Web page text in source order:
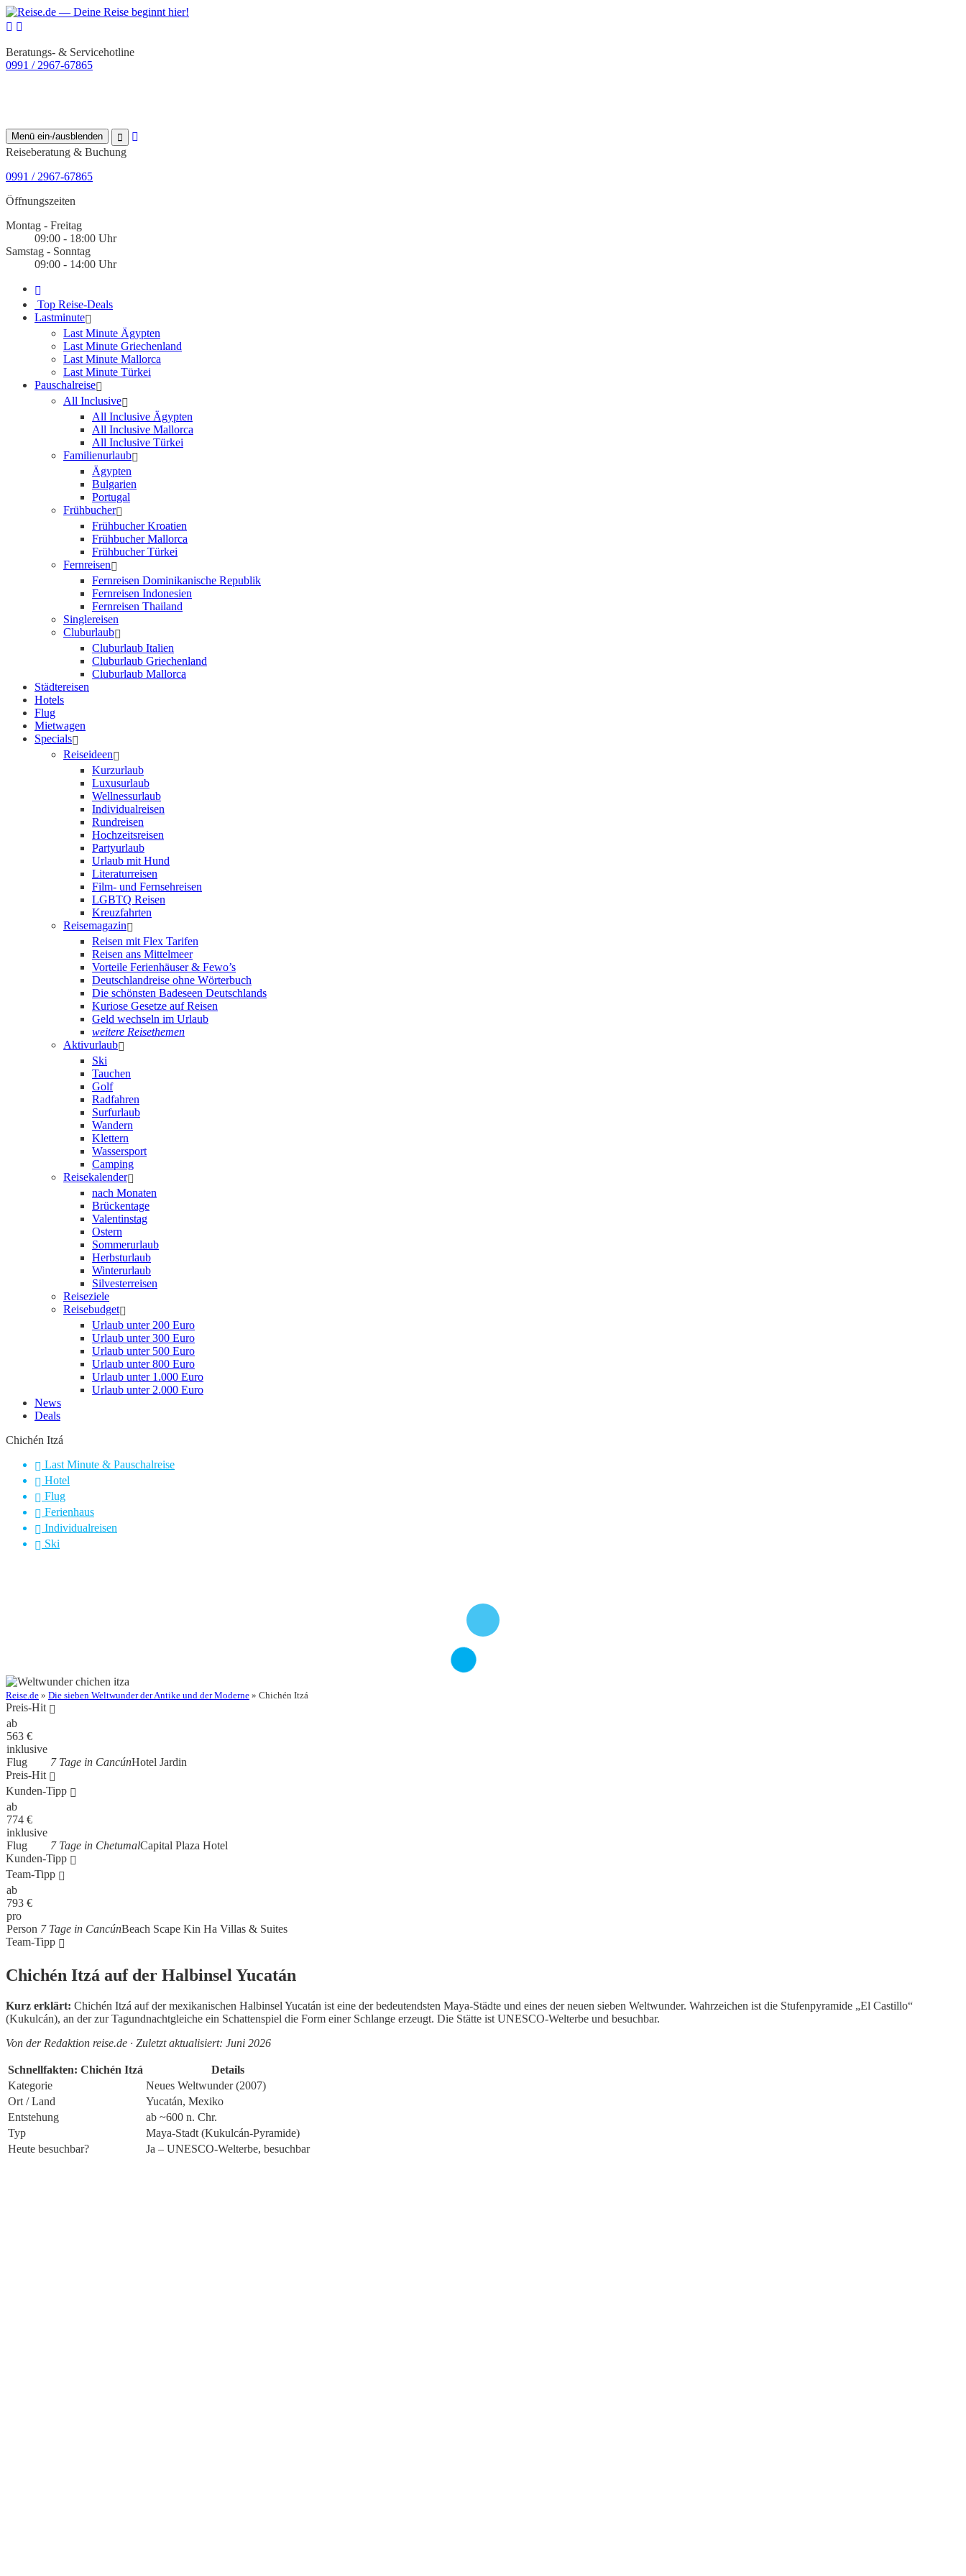
Beratungs- & Servicehotline
0991 / 2967-67865
Menü ein-/ausblenden
Reiseberatung & Buchung
0991 / 2967-67865
Öffnungszeiten
Montag - Freitag
09:00 - 18:00 Uhr
Samstag - Sonntag
09:00 - 14:00 Uhr
Top Reise-Deals
Lastminute
Last Minute Ägypten
Last Minute Griechenland
Last Minute Mallorca
Last Minute Türkei
Pauschalreise
All Inclusive
All Inclusive Ägypten
All Inclusive Mallorca
All Inclusive Türkei
Familienurlaub
Ägypten
Bulgarien
Portugal
Frühbucher
Frühbucher Kroatien
Frühbucher Mallorca
Frühbucher Türkei
Fernreisen
Fernreisen Dominikanische Republik
Fernreisen Indonesien
Fernreisen Thailand
Singlereisen
Cluburlaub
Cluburlaub Italien
Cluburlaub Griechenland
Cluburlaub Mallorca
Städtereisen
Hotels
Flug
Mietwagen
Specials
Reiseideen
Kurzurlaub
Luxusurlaub
Wellnessurlaub
Individualreisen
Rundreisen
Hochzeitsreisen
Partyurlaub
Urlaub mit Hund
Literaturreisen
Film- und Fernsehreisen
LGBTQ Reisen
Kreuzfahrten
Reisemagazin
Reisen mit Flex Tarifen
Reisen ans Mittelmeer
Vorteile Ferienhäuser & Fewo’s
Deutschlandreise ohne Wörterbuch
Die schönsten Badeseen Deutschlands
Kuriose Gesetze auf Reisen
Geld wechseln im Urlaub
weitere Reisethemen
Aktivurlaub
Ski
Tauchen
Golf
Radfahren
Surfurlaub
Wandern
Klettern
Wassersport
Camping
Reisekalender
nach Monaten
Brückentage
Valentinstag
Ostern
Sommerurlaub
Herbsturlaub
Winterurlaub
Silvesterreisen
Reiseziele
Reisebudget
Urlaub unter 200 Euro
Urlaub unter 300 Euro
Urlaub unter 500 Euro
Urlaub unter 800 Euro
Urlaub unter 1.000 Euro
Urlaub unter 2.000 Euro
News
Deals
Chichén Itzá
Last Minute & Pauschalreise
Hotel
Flug
Ferienhaus
Individualreisen
Ski
Reise.de » Die sieben Weltwunder der Antike und der Moderne » Chichén Itzá
Preis-Hit
ab
563 €
inklusive
Flug
7 Tage in CancúnHotel Jardin
Preis-Hit
Kunden-Tipp
ab
774 €
inklusive
Flug
7 Tage in ChetumalCapital Plaza Hotel
Kunden-Tipp
Team-Tipp
ab
793 €
pro
Person 7 Tage in CancúnBeach Scape Kin Ha Villas & Suites
Team-Tipp
Chichén Itzá auf der Halbinsel Yucatán
Kurz erklärt: Chichén Itzá auf der mexikanischen Halbinsel Yucatán ist eine der bedeutendsten Maya-Städte und eines der neuen sieben Weltwunder. Wahrzeichen ist die Stufenpyramide „El Castillo“
(Kukulcán), an der zur Tagundnachtgleiche ein Schattenspiel die Form einer Schlange erzeugt. Die Stätte ist UNESCO-Welterbe und besuchbar.
Von der Redaktion reise.de · Zuletzt aktualisiert: Juni 2026
Schnellfakten: Chichén Itzá
Details
Kategorie
Neues Weltwunder (2007)
Ort / Land
Yucatán, Mexiko
Entstehung
ab ~600 n. Chr.
Typ
Maya-Stadt (Kukulcán-Pyramide)
Heute besuchbar?
Ja – UNESCO-Welterbe, besuchbar